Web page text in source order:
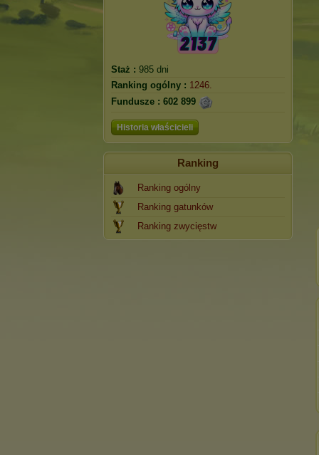
Staż : 985 dni
Ranking ogólny : 1246.
Fundusze : 602 899
Historia właścicieli
Ranking
Ranking ogólny
Ranking gatunków
Ranking zwycięstw